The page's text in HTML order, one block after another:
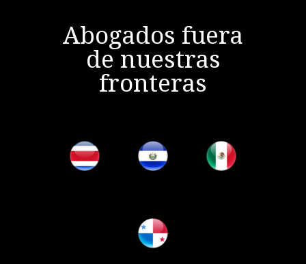
Abogados fuera
de nuestras
fronteras